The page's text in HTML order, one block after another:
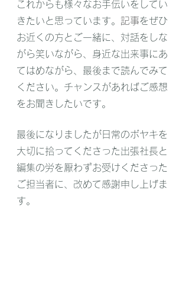
これからも様々なお手伝いをしてい
きたいと思っています。 記事をぜひ
お近くの方とご一緒に、対話をしな
がら笑いながら、身近な出来事にあ
てはめながら、最後まで読んでみて
ください。チャンスがあればご感想
をお聞きしたいです。
最後になりましたが日常のボヤキを
大切に拾ってくださった出張社長と
編集の労を厭わずお受けくださった
ご担当者に、改めて感謝申し上げま
す。